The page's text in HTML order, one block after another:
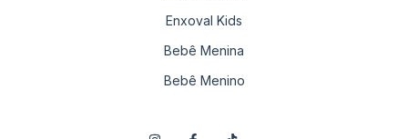
Enxoval Kids
Bebê Menina
Bebê Menino